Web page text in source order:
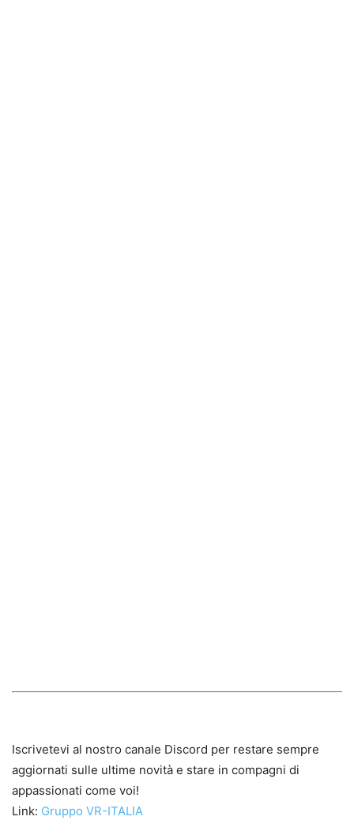
Iscrivetevi al nostro canale Discord per restare sempre
aggiornati sulle ultime novità e stare in compagni di
appassionati come voi!
Link: Gruppo VR-ITALIA